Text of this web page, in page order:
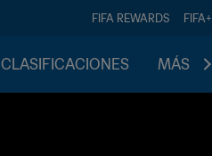
FIFA REWARDS FIFA+
CLASIFICACIONES MÁS